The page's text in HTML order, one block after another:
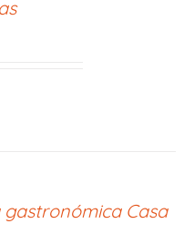
gastronómica Casa